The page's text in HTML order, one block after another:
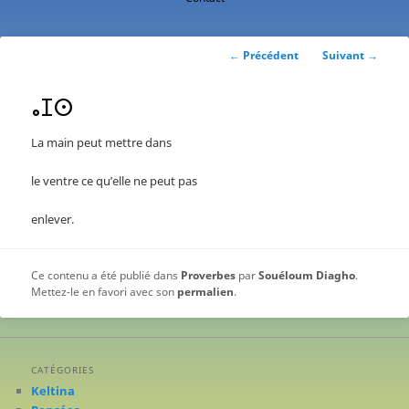
Navigation
← Précédent Suivant →
ⴰⵊⵙ
La main peut mettre dans
le ventre ce qu’elle ne peut pas
enlever.
Ce contenu a été publié dans Proverbes parSouéloum Diagho.
Mettez-le en favori avec son permalien.
CATÉGORIES
Keltina